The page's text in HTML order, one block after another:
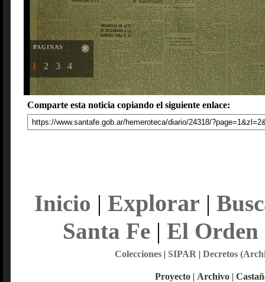
PAGINAS
1 2 3 4
Comparte esta noticia copiando el siguiente enlace:
Inicio | Explorar |
Santa Fe| El Orden
Colecciones| SIPAR | Decretos
Proyecto | Archivo |